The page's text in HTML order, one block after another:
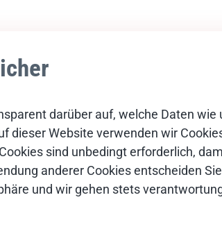
darüber auf, welche Daten
dieser Website verwenden wir
sind unbedingt erforderlich,
anderer Cookies entscheiden
und wir gehen stets